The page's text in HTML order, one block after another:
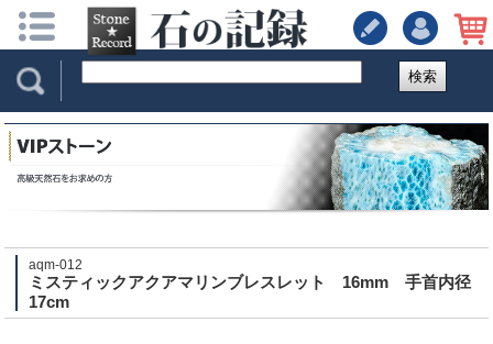
検索
aqm-012
ミスティックアクアマリンブレスレット 16mm 手首内径
17cm